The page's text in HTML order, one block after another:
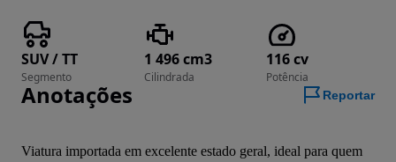
SUV / TT
Segmento
1 496 cm3
Cilindrada
116 cv
Potência
Anotações Reportar
Viatura importada em excelente estado geral, ideal para quem